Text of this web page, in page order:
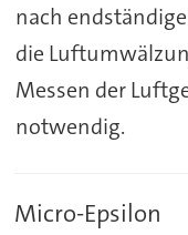
nach
die
Messen der
notwendig.
Micro-Epsilon